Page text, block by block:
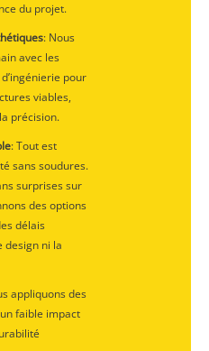
du projet.
: Nous
avec les
pour
viables,
précision.
: Tout est
sans soudures.
surprises sur
des options
délais
design ni la
appliquons des
faible impact